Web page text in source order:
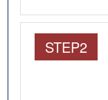
STEP2